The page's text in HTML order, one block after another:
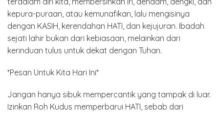
kepura-puraan, atau kemunafikan, lalu mengisinya
dengan KASIH, kerendahan HATI, dan kejujuran. Ibadah
sejati lahir bukan dari kebiasaan, melainkan dari
kerinduan tulus untuk dekat dengan Tuhan.
*Pesan Untuk Kita Hari Ini*
Jangan hanya sibuk mempercantik yang tampak di luar.
Izinkan Roh Kudus memperbarui HATI, sebab dari